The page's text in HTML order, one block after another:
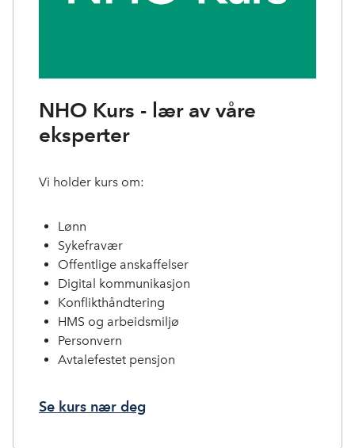
NHO Kurs - lær av våre
eksperter
Vi holder kurs om:
Lønn
Sykefravær
Offentlige anskaffelser
Digital kommunikasjon
Konflikthåndtering
HMS og arbeidsmiljø
Personvern
Avtalefestet pensjon
Se kurs nær deg